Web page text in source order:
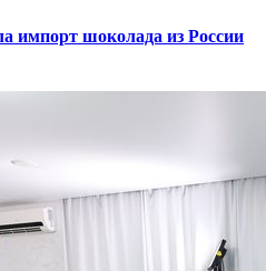
импорт шоколада из России